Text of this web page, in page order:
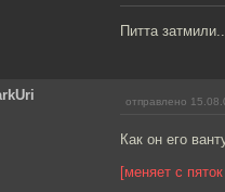
Питта
отправлено
Как он его
[меняет с